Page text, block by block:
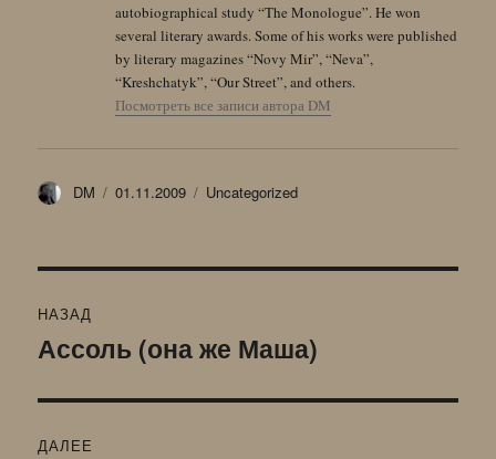
autobiographical study “The Monologue”. He won
several literary awards. Some of his works were published
by literary magazines “Novy Mir”, “Neva”,
“Kreshchatyk”, “Our Street”, and others.
Посмотреть все записи автора DM
Автор
DM Опубликовано
01.11.2009 Рубрики
Uncategorized
по
НАЗАД
Предыдущая
Ассоль (она же Маша)
ДАЛЕЕ